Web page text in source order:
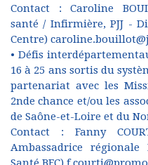
Contact : Caroline
santé / Infirmière, PJJ -
Centre)
• Défis
16 à 25 ans sortis du
partenariat avec les
2nde chance et/ou les
de Saône-et-Loire et du
Contact : Fanny
Ambassadrice